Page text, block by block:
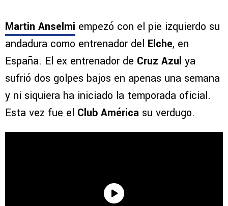
Martin Anselmi empezó con el pie izquierdo su
andadura como entrenador del Elche, en
España. El ex entrenador de Cruz Azul ya
sufrió dos golpes bajos en apenas una semana
y ni siquiera ha iniciado la temporada oficial.
Esta vez fue el Club América su verdugo.